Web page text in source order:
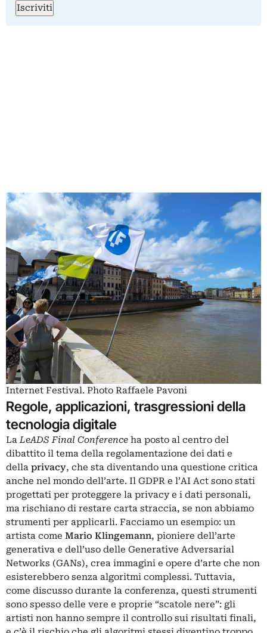
Iscriviti
Internet Festival. Photo Raffaele Pavoni
Regole, applicazioni, trasgressioni della
tecnologia digitale
LaLeADS Final Conference ha posto al centro del
dibattito il tema della regolamentazione dei dati e
della privacy, che sta diventando una questione critica
anche nel mondo dell’arte. Il GDPR e l’AI Act sono stati
progettati per proteggere la privacy e i dati personali,
ma rischiano di restare carta straccia, se non abbiamo
strumenti per applicarli. Facciamo un esempio: un
artista come Mario Klingemann, pioniere dell’arte
generativa e dell’uso delle Generative Adversarial
Networks (GANs), crea immagini e opere d’arte che non
esisterebbero senza algoritmi complessi. Tuttavia,
come discusso durante la conferenza, questi strumenti
sono spesso delle vere e proprie “scatole nere”: gli
artisti non hanno sempre il controllo sui risultati finali,